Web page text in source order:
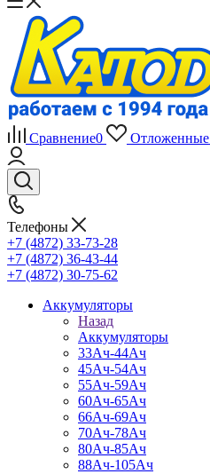
Сравнение0 Отложенные
Телефоны
+7 (4872) 33-73-28
+7 (4872) 36-43-44
+7 (4872) 30-75-62
Аккумуляторы
Назад
Аккумуляторы
33Ач-44Ач
45Ач-54Ач
55Ач-59Ач
60Ач-65Ач
66Ач-69Ач
70Ач-78Ач
80Ач-85Ач
88Ач-105Ач